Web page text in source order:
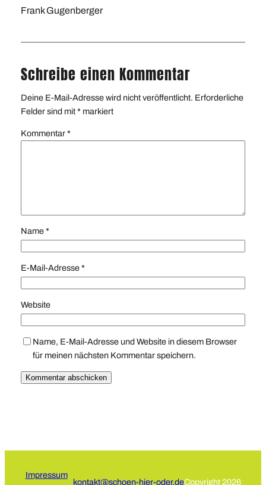
Frank Gugenberger
Schreibe einen Kommentar
Deine E-Mail-Adresse wird nicht veröffentlicht. Erforderliche
Felder sind mit* markiert
Kommentar*
Name*
E-Mail-Adresse*
Website
Name, E-Mail-Adresse und Website in diesem Browser
für meinen nächsten Kommentar speichern.
Impressum
kontakt@schoen-hier-oder.deCopyright 2026